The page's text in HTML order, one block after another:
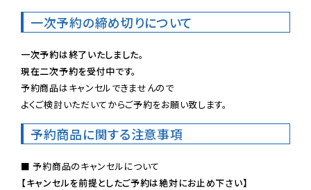
一次予約の締め切りについて
一次予約は終了いたしました。
現在二次予約を受付中です。
予約商品はキャンセルできませんので
よくご検討いただいてからご予約をお願い致します。
予約商品に関する注意事項
【キャンセルを前提としたご予約は絶対にお止め下さい】